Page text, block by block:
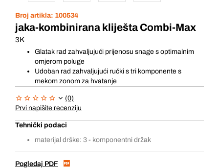
Broj artikla: 100534
jaka-kombinirana kliješta Combi-Max
3K
Glatak rad zahvaljujući prijenosu snage s optimalnim
omjerom poluge
Udoban rad zahvaljujući ručki s tri komponente s
mekom zonom za hvatanje
(0)
Prvi napišite recenziju
Tehnički podaci
materijal drške: 3 - komponentni držak
Pogledaj PDF